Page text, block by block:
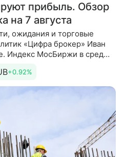
прибыль. Обзор
на 7 августа
ожидания и торговые
«Цифра брокер» Иван
Индекс МосБиржи в среду
+0.92%